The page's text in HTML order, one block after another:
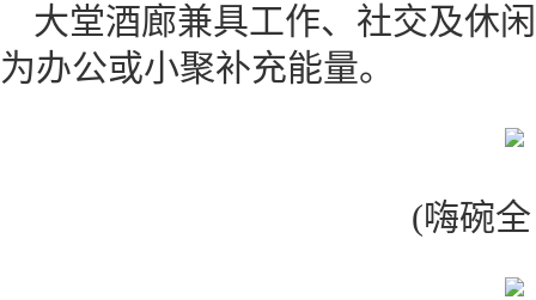
大堂酒廊兼具工作、社交及休
为办公或小聚补充能量。
(嗨碗